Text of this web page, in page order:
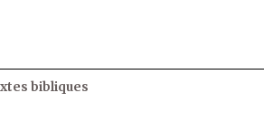
bibliques